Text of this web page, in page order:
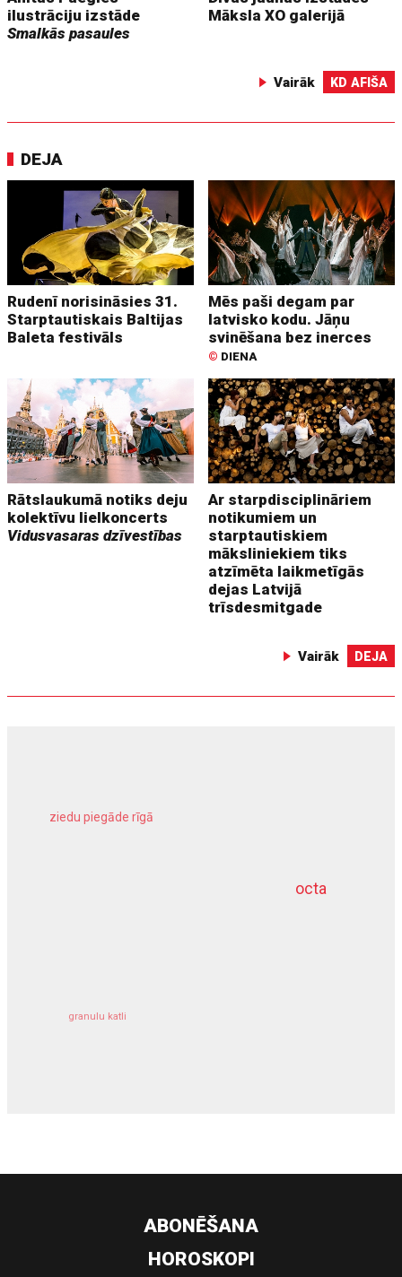
ilustrāciju izstāde
Smalkās pasaules
Māksla XO galerijā
Vairāk KD AFIŠA
DEJA
Rudenī norisināsies 31.
Starptautiskais Baltijas
Baleta festivāls
Mēs paši degam par
latvisko kodu. Jāņu
svinēšana bez inerces
© DIENA
Rātslaukumā notiks deju
kolektīvu lielkoncerts
Vidusvasaras dzīvestības
Ar starpdisciplināriem
notikumiem un
starptautiskiem
māksliniekiem tiks
atzīmēta laikmetīgās
dejas Latvijā
trīsdesmitgade
Vairāk DEJA
octa
ziedu piegāde rīgā
granulu katli
dziļurbums
ABONĒŠANA
HOROSKOPI